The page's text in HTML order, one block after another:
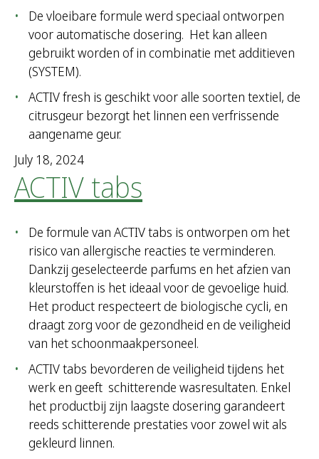
De vloeibare formule werd speciaal ontworpen
voor automatische dosering. Het kan alleen
gebruikt worden of in combinatie met additieven
(SYSTEM).
ACTIV fresh is geschikt voor alle soorten textiel, de
citrusgeur bezorgt het linnen een verfrissende
aangename geur.
July 18, 2024
ACTIV tabs
De formule van ACTIV tabs is ontworpen om het
risico van allergische reacties te verminderen.
Dankzij geselecteerde parfums en het afzien van
kleurstoffen is het ideaal voor de gevoelige huid.
Het product respecteert de biologische cycli, en
draagt zorg voor de gezondheid en de veiligheid
van het schoonmaakpersoneel.
ACTIV tabs bevorderen de veiligheid tijdens het
werk en geeft schitterende wasresultaten. Enkel
het productbij zijn laagste dosering garandeert
reeds schitterende prestaties voor zowel wit als
gekleurd linnen.